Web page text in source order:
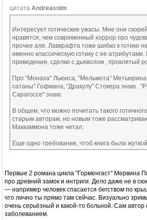
цитата Andreasnim
Интересует готические ужасы. Мне они
нравятся, чем современный хоррор про
прочее аля. Лавкрафта тоже шибко к готике
именно классическую готику с ее
приведения, сделки с дьяволом , проклятый
Про "Монаха" Льюиса, "Мельмота"
сатаны" Гофмана, "Дракулу" Стокера знаю .
Сарагоссе" знаю.
В общем, что можно почитать такого
старым авторам, но новым тоже
Маккаммона тоже читал.
Еще одно требование, чтоб книга была
Первые 2 романа цикла "Горменгаст" Мервина
про древний замок и интриги. Дело даже не в
— например человек спасается бегством по
что лично ты прямо там сейчас. Визуально
очень серьёзный и какой-то больной. Сам автор
заболеванием.